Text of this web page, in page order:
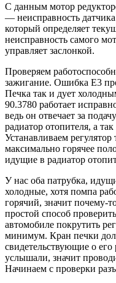
С данным мотор
— неисправность
который определяет
неисправность самого
управляет заслонкой.
Проверяем
зажигание. Ошибка Е3
Печка так и дует
90.3780 работает
ведь он отвечает за
радиатор отопителя, а
Устанавливаем
максимально горячее
идущие в радиатор
У нас оба патрубка,
холодные, хотя помпа
горячий, значит почему-
простой способ
автомобиле покрутить
минимум. Кран печки
свидетельствующие о
услышали, значит
Начинаем с проверки